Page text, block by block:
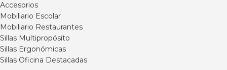
Accesorios
Mobiliario Escolar
Mobiliario Restaurantes
Sillas Multipropósito
Sillas Ergonómicas
Sillas Oficina Destacadas